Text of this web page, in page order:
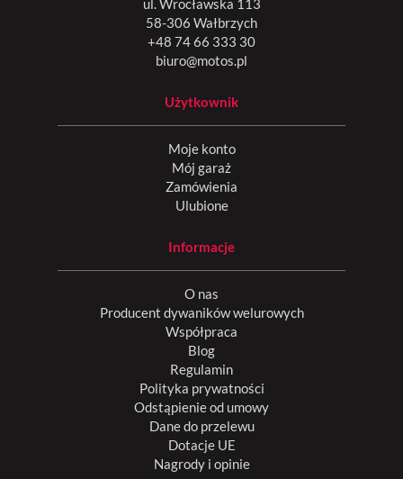
ul. Wrocławska 113
58-306 Wałbrzych
+48 74 66 333 30
biuro@motos.pl
Użytkownik
Moje konto
Mój garaż
Zamówienia
Ulubione
Informacje
O nas
Producent dywaników welurowych
Współpraca
Blog
Regulamin
Polityka prywatności
Odstąpienie od umowy
Dane do przelewu
Dotacje UE
Nagrody i opinie